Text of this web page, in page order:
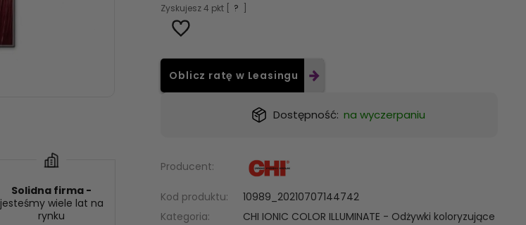
Solidna firma -
jesteśmy wiele lat na
rynku
Zyskujesz4 pkt [ ?
Oblicz ratę w Leasingu
Dostępność: na wyczerpaniu
Producent:
Kod produktu:
10989_20210707144742
Kategoria:
CHI IONIC COLOR ILLUMINATE - Odżywki koloryzujące